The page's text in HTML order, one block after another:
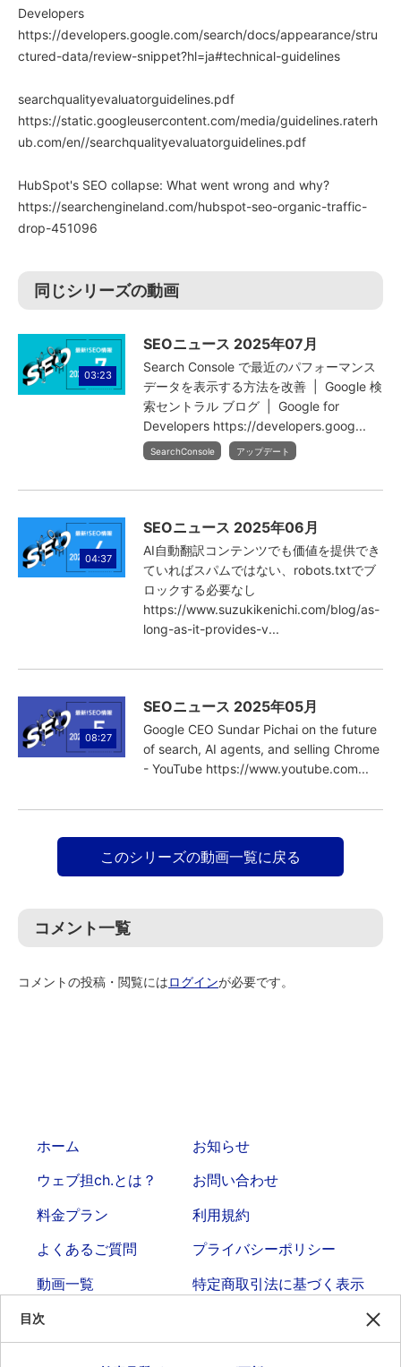
Developers
https://developers.google.com/search/docs/appearance/stru
ctured-data/review-snippet?hl=ja#technical-guidelines
searchqualityevaluatorguidelines.pdf
https://static.googleusercontent.com/media/guidelines.raterh
ub.com/en//searchqualityevaluatorguidelines.pdf
HubSpot's SEO collapse: What went wrong and why?
https://searchengineland.com/hubspot-seo-organic-traffic-
drop-451096
同じシリーズの動画
03:23
SEOニュース 2025年07月
Search Console で最近のパフォーマンス
データを表示する方法を改善 | Google 検
索セントラル ブログ | Google for
Developers https://developers.goog...
SearchConsole アップデート
04:37
SEOニュース 2025年06月
AI自動翻訳コンテンツでも価値を提供でき
ていればスパムではない、robots.txtでブ
ロックする必要なし
https://www.suzukikenichi.com/blog/as-
long-as-it-provides-v...
08:27
SEOニュース 2025年05月
Google CEO Sundar Pichai on the future
of search, AI agents, and selling Chrome
- YouTube https://www.youtube.com...
このシリーズの動画一覧に戻る
コメント一覧
コメントの投稿・閲覧にはログインが必要です。
目次
ホーム
ウェブ担ch.とは？
料金プラン
よくあるご質問
動画一覧
お知らせ
お問い合わせ
利用規約
プライバシーポリシー
特定商取引法に基づく表示